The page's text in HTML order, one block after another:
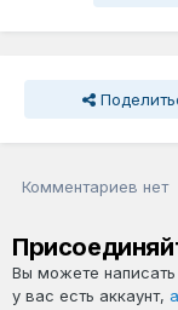
Комментариев нет
Вы можете
у вас есть аккаунт,